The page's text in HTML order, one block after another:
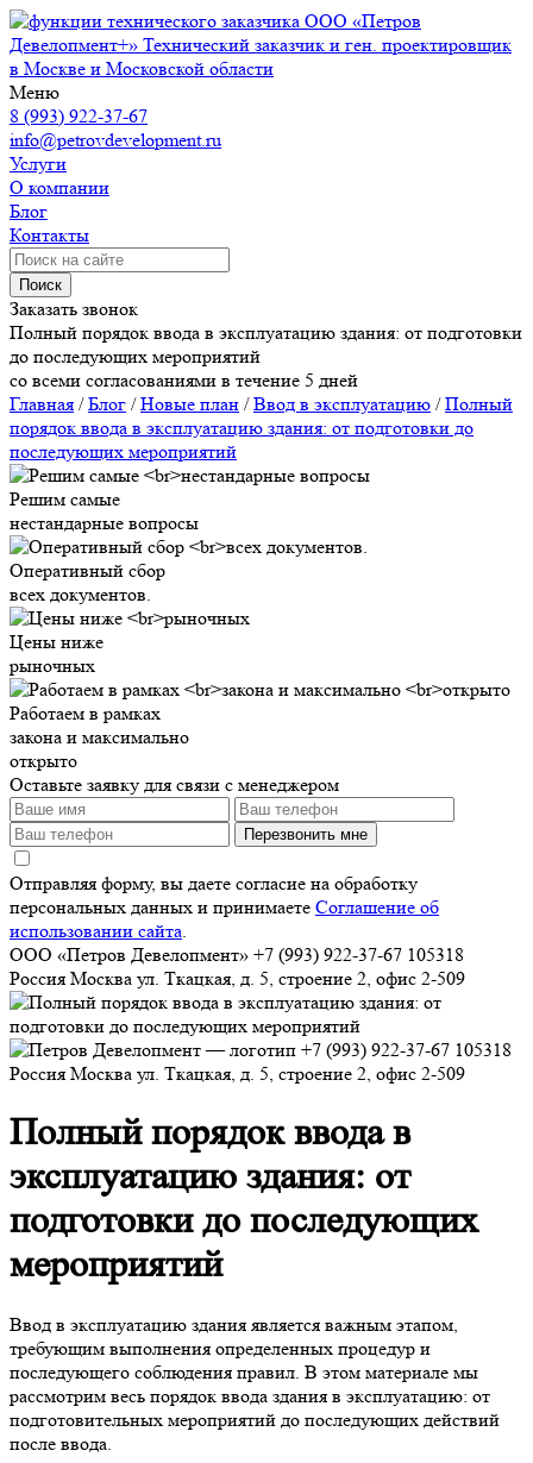
ООО «Петров
Девелопмент+» Технический заказчик и ген. проектировщик
в Москве и Московской области
Меню
8 (993) 922-37-67
info@petrovdevelopment.ru
Услуги
О компании
Блог
Контакты
Поиск
Заказать звонок
Полный порядок ввода в эксплуатацию здания: от подготовки
до последующих мероприятий
со всеми согласованиями в течение 5 дней
Главная /Блог /Новые план /Ввод в эксплуатацию /Полный
порядок ввода в эксплуатацию здания: от подготовки до
последующих мероприятий
Решим самые
нестандарные вопросы
Оперативный сбор
всех документов.
Цены ниже
рыночных
Работаем в рамках
закона и максимально
открыто
Оставьте заявку для связи с менеджером
Перезвонить мне
Отправляя форму, вы даете согласие на обработку
персональных данных и принимаете Соглашение об
использовании сайта.
ООО «Петров Девелопмент» +7 (993) 922-37-67 105318
Россия Москва ул. Ткацкая, д. 5, строение 2, офис 2-509
+7 (993) 922-37-67 105318
Россия Москва ул. Ткацкая, д. 5, строение 2, офис 2-509
Полный порядок ввода в
эксплуатацию здания: от
подготовки до последующих
мероприятий
Ввод в эксплуатацию здания является важным этапом,
требующим выполнения определенных процедур и
последующего соблюдения правил. В этом материале мы
рассмотрим весь порядок ввода здания в эксплуатацию: от
подготовительных мероприятий до последующих действий
после ввода.